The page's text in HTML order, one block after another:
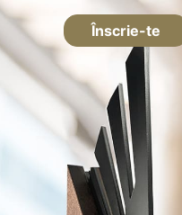
Înscrie-te